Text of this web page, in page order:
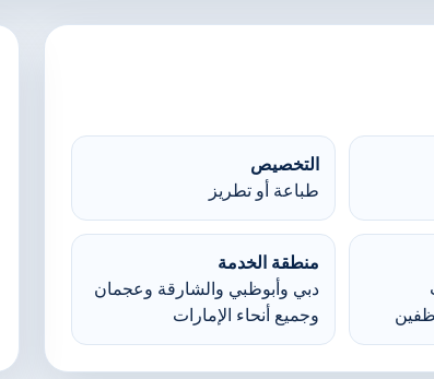
التخصيص
طباعة أو تطريز
منطقة الخدمة
دبي وأبوظبي والشارقة وعجمان
وجميع أنحاء الإمارات